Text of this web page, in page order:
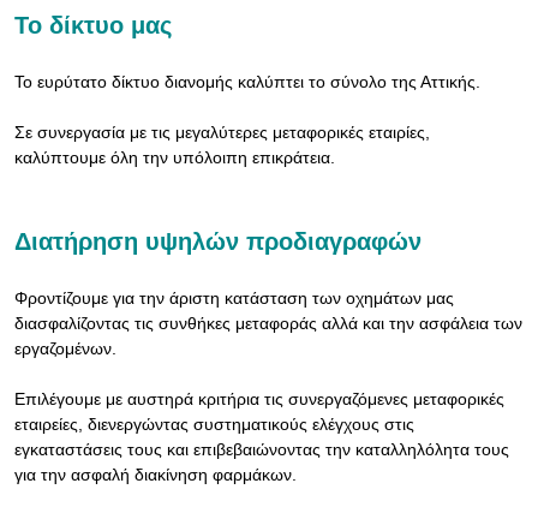
Το δίκτυο μας
Το ευρύτατο δίκτυο διανομής καλύπτει το σύνολο της Αττικής.
Σε συνεργασία με τις μεγαλύτερες μεταφορικές εταιρίες,
καλύπτουμε όλη την υπόλοιπη επικράτεια.
Διατήρηση υψηλών προδιαγραφών
Φροντίζουμε για την άριστη κατάσταση των οχημάτων μας
διασφαλίζοντας τις συνθήκες μεταφοράς αλλά και την ασφάλεια των
εργαζομένων.
Επιλέγουμε με αυστηρά κριτήρια τις συνεργαζόμενες μεταφορικές
εταιρείες, διενεργώντας συστηματικούς ελέγχους στις
εγκαταστάσεις τους και επιβεβαιώνοντας την καταλληλόλητα τους
για την ασφαλή διακίνηση φαρμάκων.